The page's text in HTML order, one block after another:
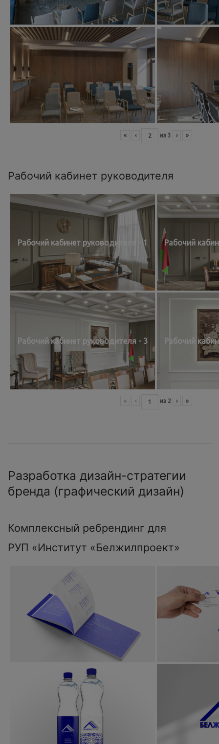
« ‹ из 3 › »
Рабочий кабинет руководителя
Рабочий кабинет руководителя - 1 Рабочий
Рабочий кабинет руководителя - 3 Рабочий
« ‹ из 2 › »
Разработка дизайн-стратегии
бренда (графический дизайн)
Комплексный ребрендинг для
РУП «Институт «Белжилпроект»